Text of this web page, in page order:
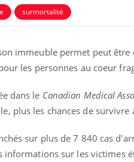
surmortalité
immeuble permet peut
les personnes au coeur
dans le Canadian Medical
plus les chances de
sur plus de 7 840 cas
informations sur les victimes